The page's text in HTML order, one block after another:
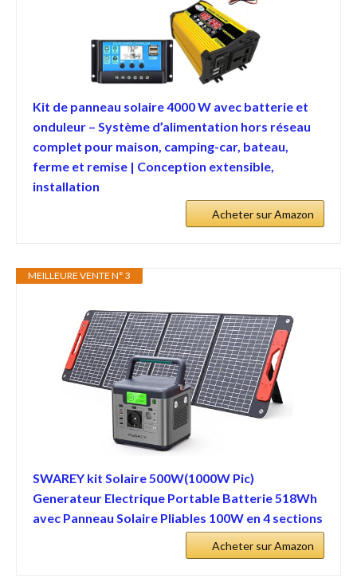
Kit de panneau solaire 4000 W avec batterie et
onduleur – Système d’alimentation hors réseau
complet pour maison, camping-car, bateau,
ferme et remise | Conception extensible,
installation
Acheter sur Amazon
MEILLEURE VENTE N° 3
SWAREY kit Solaire 500W(1000W Pic)
Generateur Electrique Portable Batterie 518Wh
avec Panneau Solaire Pliables 100W en 4 sections
Acheter sur Amazon